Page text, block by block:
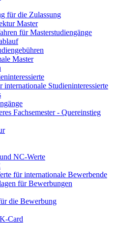
für die Zulassung
Master
für Masterstudiengänge
Master
internationale Studieninteressierte
Fachsemester - Quereinstieg
NC-Werte
für internationale Bewerbende
für Bewerbungen
die Bewerbung
Card